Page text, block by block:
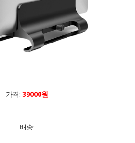
가격:39000원
배송: